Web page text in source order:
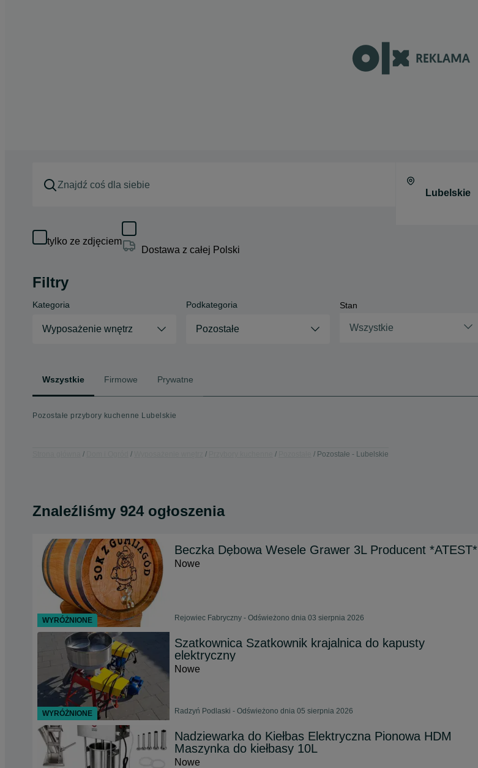
tylko ze zdjęciem
Dostawa z całej Polski
Filtry
Kategoria
Wyposażenie wnętrz
Podkategoria
Pozostałe
Stan
Wszystkie
Wszystkie Firmowe Prywatne
Pozostałe przybory kuchenne Lubelskie
Pozostałe - Lubelskie
Znaleźliśmy 924 ogłoszenia
Beczka Dębowa Wesele Grawer 3L Producent *ATEST*
Nowe
Rejowiec Fabryczny - Odświeżono dnia 03 sierpnia 2026
Szatkownica Szatkownik krajalnica do kapusty
elektryczny
Nowe
Radzyń Podlaski - Odświeżono dnia 05 sierpnia 2026
Nadziewarka do Kiełbas Elektryczna Pionowa HDM
Maszynka do kiełbasy 10L
Nowe
WYRÓŻNIONE
WYRÓŻNIONE